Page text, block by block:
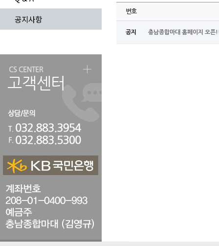
공지사항
번호
공지 충남종합마대 홈페이지 오